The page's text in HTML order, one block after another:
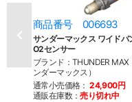
商品番号 006693
サンダーマックス ワイドバ
O2センサー
ブランド：THUNDER MAX
ンダーマックス）
通常小売価格： 24,900円
通販在庫数：売り切れ中